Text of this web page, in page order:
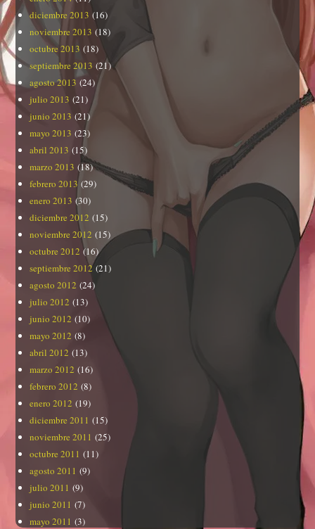
diciembre 2013 (16)
noviembre 2013 (18)
octubre 2013 (18)
septiembre 2013 (21)
agosto 2013 (24)
julio 2013 (21)
junio 2013 (21)
mayo 2013 (23)
abril 2013 (15)
marzo 2013 (18)
febrero 2013(29)
enero 2013 (30)
diciembre 2012 (15)
noviembre 2012 (15)
octubre 2012 (16)
septiembre 2012(21)
agosto 2012 (24)
julio 2012 (13)
junio 2012 (10)
mayo 2012 (8)
abril 2012 (13)
marzo 2012 (16)
febrero 2012 (8)
enero 2012 (19)
diciembre 2011 (15)
noviembre 2011 (25)
octubre 2011 (11)
agosto 2011 (9)
julio 2011 (9)
junio 2011 (7)
mayo 2011 (3)